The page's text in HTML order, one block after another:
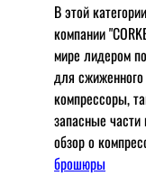
В этой
компании
мире лидером
для
компрессоры,
запасные
обзор о
брошюры